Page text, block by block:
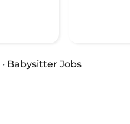
· Babysitter Jobs